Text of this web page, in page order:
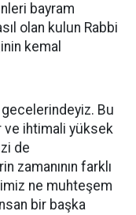
bayram
olan kulun Rabbi
kemal
Bu
ve ihtimali yüksek
de
zamanının farklı
ne muhteşem
bir başka